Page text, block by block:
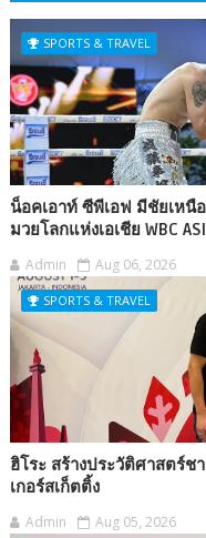
SPORTS & TRAVEL
น็อคเอาท์ ซีพีเอฟ มีชัยเหนื
มวยโลกแห่งเอเชีย WBC
Admin Aug 06, 2026
SPORTS & TRAVEL
ฮิโระ สร้างประวัติศาสตร์
เกอร์สเก็ตติ้ง
Admin Aug 05, 2026